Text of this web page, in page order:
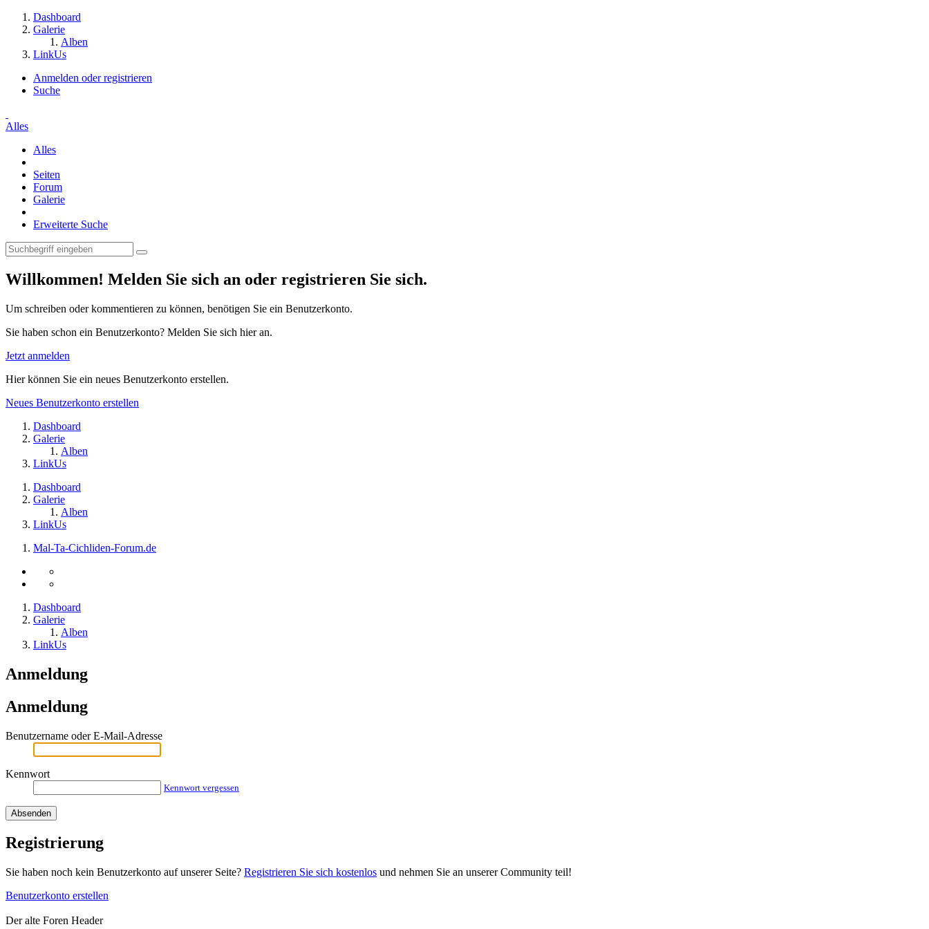
Dashboard
Galerie
Alben
LinkUs
Anmelden oder registrieren
Suche
Alles
Alles
Seiten
Forum
Galerie
Erweiterte Suche
Willkommen! Melden Sie sich an oder registrieren Sie sich.
Um schreiben oder kommentieren zu können, benötigen Sie ein Benutzerkonto.
Sie haben schon ein Benutzerkonto? Melden Sie sich hier an.
Jetzt anmelden
Hier können Sie ein neues Benutzerkonto erstellen.
Neues Benutzerkonto erstellen
Dashboard
Galerie
Alben
LinkUs
Dashboard
Galerie
Alben
LinkUs
Mal-Ta-Cichliden-Forum.de
Dashboard
Galerie
Alben
LinkUs
Anmeldung
Anmeldung
Benutzername oder E-Mail-Adresse
Kennwort
Kennwort vergessen
Registrierung
Sie haben noch kein Benutzerkonto auf unserer Seite? Registrieren Sie sich kostenlos und nehmen Sie an unserer Community teil!
Benutzerkonto erstellen
Der alte Foren Header